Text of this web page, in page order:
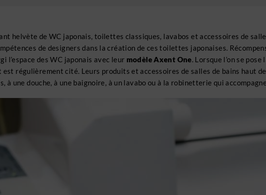
helvète de WC japonais, toilettes classiques, lavabos et accessoires de
de designers dans la création de ces toilettes japonaises.
l’espace des WC japonais avec leur modèle Axent One. Lorsque l’on se
est régulièrement cité. Leurs produits et accessoires de salles de bains haut
à une douche, à une baignoire, à un lavabo ou à la robinetterie qui